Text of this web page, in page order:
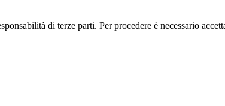
di terze parti. Per procedere è necessario